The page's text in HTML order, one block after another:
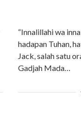
“Innalillahi wa
hadapan Tuhan,
Jack, salah satu
Gadjah Mada…